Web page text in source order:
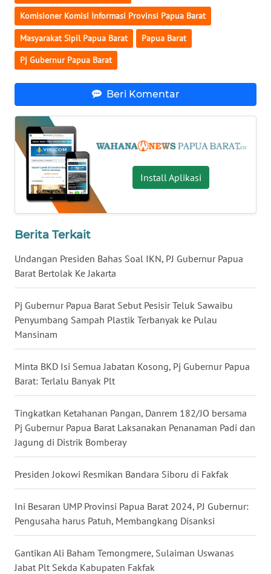
Komisioner Komisi Informasi Provinsi Papua Barat
Masyarakat Sipil Papua Barat Papua Barat
Pj Gubernur Papua Barat
Beri Komentar
Install Aplikasi
Berita Terkait
Undangan Presiden Bahas Soal IKN, PJ Gubernur Papua
Barat Bertolak Ke Jakarta
Pj Gubernur Papua Barat Sebut Pesisir Teluk Sawaibu
Penyumbang Sampah Plastik Terbanyak ke Pulau
Mansinam
Minta BKD Isi Semua Jabatan Kosong, Pj Gubernur Papua
Barat: Terlalu Banyak Plt
Tingkatkan Ketahanan Pangan, Danrem 182/JO bersama
Pj Gubernur Papua Barat Laksanakan Penanaman Padi dan
Jagung di Distrik Bomberay
Presiden Jokowi Resmikan Bandara Siboru di Fakfak
Ini Besaran UMP Provinsi Papua Barat 2024, PJ Gubernur:
Pengusaha harus Patuh, Membangkang Disanksi
Gantikan Ali Baham Temongmere, Sulaiman Uswanas
Jabat Plt Sekda Kabupaten Fakfak
WN
NUSANTARA
WN
JOGJA
WN
JATIM
WN
BALI
WN
KALBAR
KALTENG
KALTARA
WN
KALSEL
WN
KALTIM
WN
SULSEL
WN
WN
WN